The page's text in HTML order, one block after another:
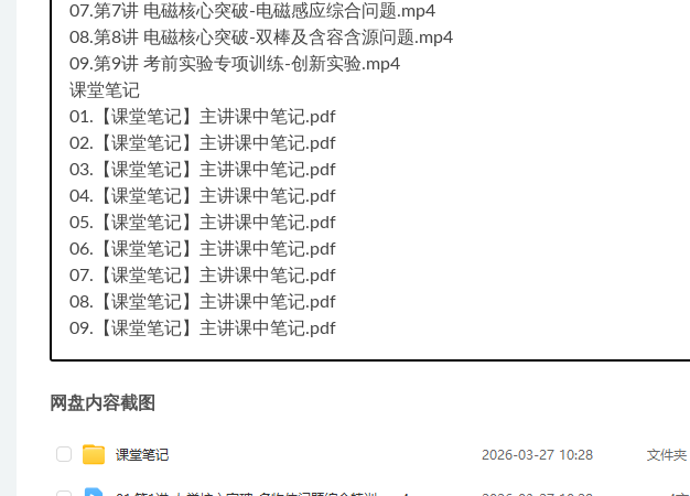
07.第7讲 电磁核心突破-电磁感应综合问题.mp4
08.第8讲 电磁核心突破-双棒及含容含源问题.mp4
09.第9讲 考前实验专项训练-创新实验.mp4
课堂笔记
01.【课堂笔记】主讲课中笔记.pdf
02.【课堂笔记】主讲课中笔记.pdf
03.【课堂笔记】主讲课中笔记.pdf
04.【课堂笔记】主讲课中笔记.pdf
05.【课堂笔记】主讲课中笔记.pdf
06.【课堂笔记】主讲课中笔记.pdf
07.【课堂笔记】主讲课中笔记.pdf
08.【课堂笔记】主讲课中笔记.pdf
09.【课堂笔记】主讲课中笔记.pdf
网盘内容截图